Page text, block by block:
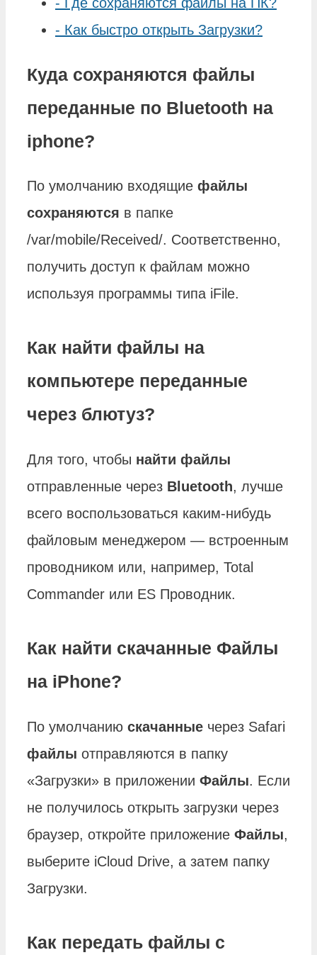
- Как быстро открыть Загрузки?
Куда сохраняются файлы
переданные по Bluetooth на
iphone?
По умолчанию входящие файлы
сохраняются в папке
/var/mobile/Received/. Соответственно,
получить доступ к файлам можно
используя программы типа iFile.
Как найти файлы на
компьютере переданные
через блютуз?
Для того, чтобы найти файлы
отправленные через Bluetooth, лучше
всего воспользоваться каким-нибудь
файловым менеджером — встроенным
проводником или, например, Total
Commander или ES Проводник.
Как найти скачанные Файлы
на iPhone?
По умолчанию скачанные через Safari
файлы отправляются в папку
«Загрузки» в приложении Файлы. Если
не получилось открыть загрузки через
браузер, откройте приложение Файлы,
выберите iCloud Drive, а затем папку
Загрузки.
Как передать файлы с